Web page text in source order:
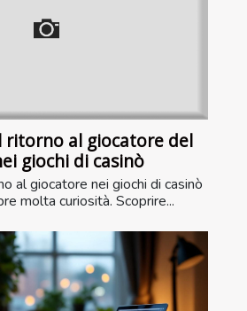
ritorno al giocatore del
giochi di casinò
al giocatore nei giochi di casinò
molta curiosità. Scoprire...